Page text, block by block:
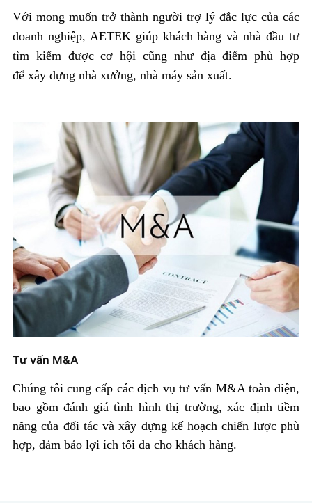
Với mong muốn trở thành người trợ lý đắc lực của các
doanh nghiệp, AETEK giúp khách hàng và nhà đầu tư
tìm kiếm được cơ hội cũng như địa điểm phù hợp
để xây dựng nhà xưởng, nhà máy sản xuất.
Tư vấn M&A
Chúng tôi cung cấp các dịch vụ tư vấn M&A toàn diện,
bao gồm đánh giá tình hình thị trường, xác định tiềm
năng của đối tác và xây dựng kế hoạch chiến lược phù
hợp, đảm bảo lợi ích tối đa cho khách hàng.